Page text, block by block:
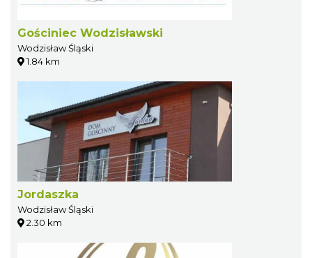
Gościniec Wodzisławski
Wodzisław Śląski
1.84 km
Jordaszka
Wodzisław Śląski
2.30 km